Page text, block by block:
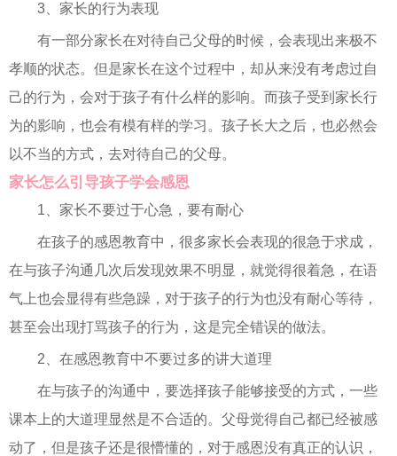
3、家长的行为表现
有一部分家长在对待自己父母的时候，会表现出来极不
孝顺的状态。但是家长在这个过程中，却从来没有考虑过自
己的行为，会对于孩子有什么样的影响。而孩子受到家长行
为的影响，也会有模有样的学习。孩子长大之后，也必然会
以不当的方式，去对待自己的父母。
家长怎么引导孩子学会感恩
1、家长不要过于心急，要有耐心
在孩子的感恩教育中，很多家长会表现的很急于求成，
在与孩子沟通几次后发现效果不明显，就觉得很着急，在语
气上也会显得有些急躁，对于孩子的行为也没有耐心等待，
甚至会出现打骂孩子的行为，这是完全错误的做法。
2、在感恩教育中不要过多的讲大道理
在与孩子的沟通中，要选择孩子能够接受的方式，一些
课本上的大道理显然是不合适的。父母觉得自己都已经被感
动了，但是孩子还是很懵懂的，对于感恩没有真正的认识，